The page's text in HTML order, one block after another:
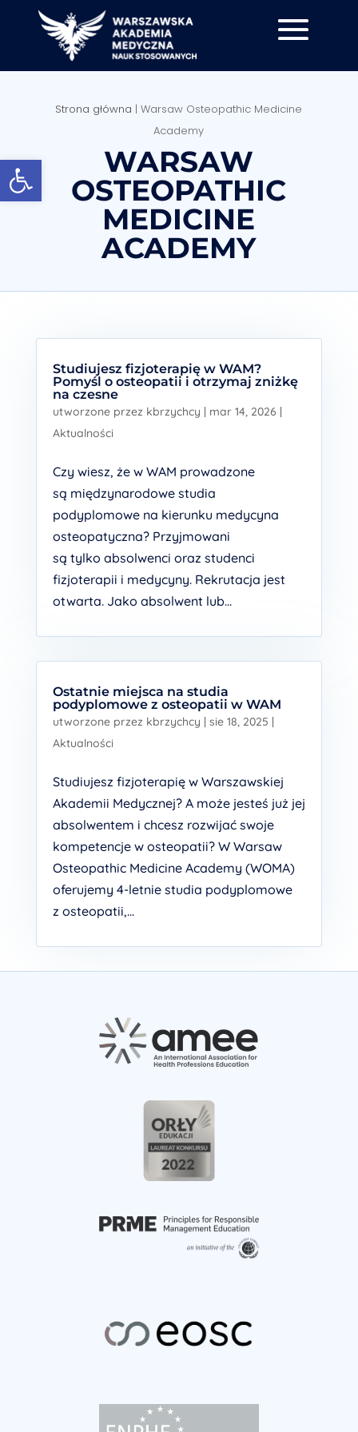
Strona główna |Warsaw Osteopathic Medicine
Academy
WARSAW
OSTEOPATHIC
MEDICINE
ACADEMY
Studiujesz fizjoterapię w WAM?
Pomyśl o osteopatii i otrzymaj zniżkę
na czesne
utworzone przez kbrzychcy | mar 14, 2026 |
Aktualności
Czy wiesz, że w WAM prowadzone
są międzynarodowe studia
podyplomowe na kierunku medycyna
osteopatyczna? Przyjmowani
są tylko absolwenci oraz studenci
fizjoterapii i medycyny. Rekrutacja jest
otwarta. Jako absolwent lub...
Ostatnie miejsca na studia
podyplomowe z osteopatii w WAM
utworzone przez kbrzychcy | sie 18, 2025 |
Aktualności
Studiujesz fizjoterapię w Warszawskiej
Akademii Medycznej? A może jesteś już jej
absolwentem i chcesz rozwijać swoje
kompetencje w osteopatii? W Warsaw
Osteopathic Medicine Academy (WOMA)
oferujemy 4-letnie studia podyplomowe
z osteopatii,...
Otwórz pasek narzędzi